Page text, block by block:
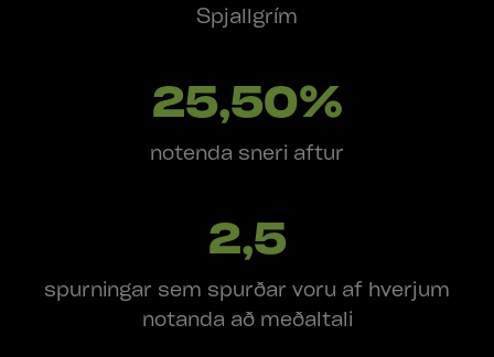
Spjallgrím
25,50%
notenda sneri aftur
2,5
spurningar sem spurðar voru af hverjum
notanda að meðaltali